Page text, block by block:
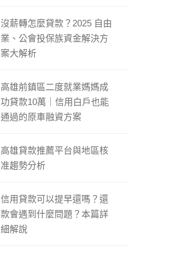
沒薪轉怎麼貸款？2025 自由
業、公會投保族資金解決方
案大解析
高雄前鎮區二度就業媽媽成
功貸款10萬｜信用白戶也能
通過的原車融資方案
高雄貸款推薦平台與地區核
准趨勢分析
信用貸款可以提早還嗎？還
款會遇到什麼問題？本篇詳
細解說